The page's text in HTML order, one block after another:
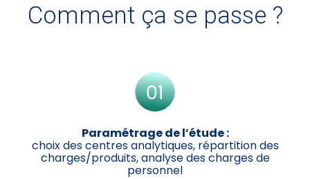
Comment ça se passe ?
Paramétrage de l’étude :
choix des centres analytiques, répartition des
charges/produits, analyse des charges de
personnel